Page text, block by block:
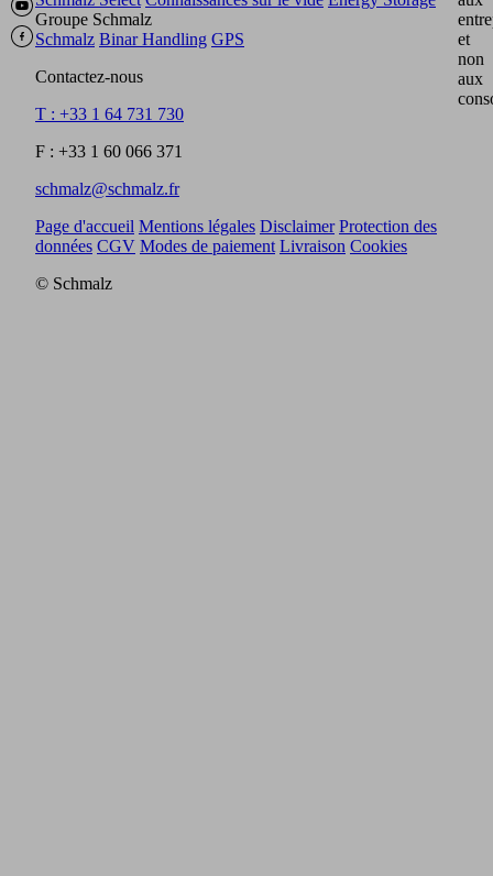
Groupe Schmalz
Schmalz Binar Handling GPS
Contactez-nous
T : +33 1 64 731 730
F : +33 1 60 066 371
schmalz@schmalz.fr
et
non
aux
Page d'accueil Mentions légales Disclaimer Protection des
données CGV Modes de paiement Livraison Cookies
© Schmalz